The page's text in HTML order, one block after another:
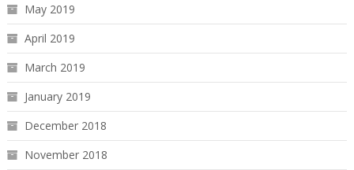
May 2019
April 2019
March 2019
January 2019
December 2018
November 2018